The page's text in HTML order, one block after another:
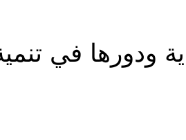
ودورها في